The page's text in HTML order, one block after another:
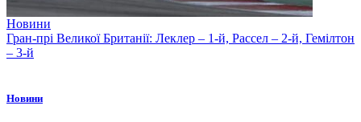
Новини
Гран-прі Великої Британії: Леклер – 1-й, Рассел – 2-й, Гемілтон
– 3-й
Новини